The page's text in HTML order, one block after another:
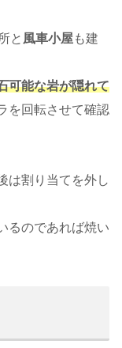
と 風車小屋も建
可能な岩が隠れて
を回転させて確認
は割り当てを外し
るのであれば焼い